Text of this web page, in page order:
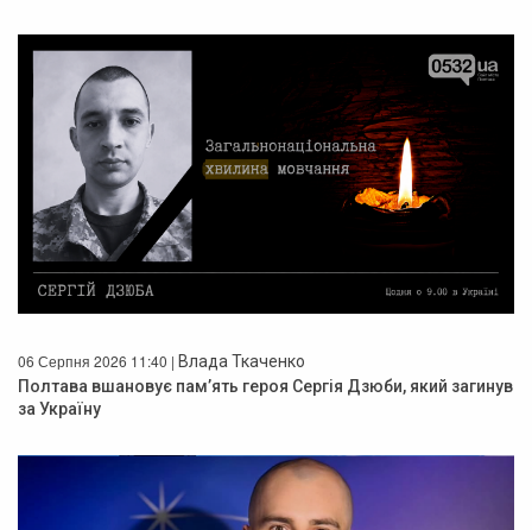
06 Серпня 2026 11:40 | Влада Ткаченко
Полтава вшановує пам’ять героя Сергія Дзюби, який загинув
за Україну